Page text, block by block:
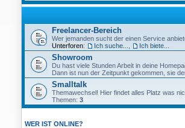
Freelancer-Bereich
Wer jemanden sucht der einen Service
Unterforen:
Ich suche... Ich biete...
Showroom
Du hast viele Stunden Arbeit in deine
Dann ist nun der Zeitpunkt gekommen, sie
Smalltalk
Themawechsel! Hier findet alles Platz was
Themen: 3
WER IST ONLINE?